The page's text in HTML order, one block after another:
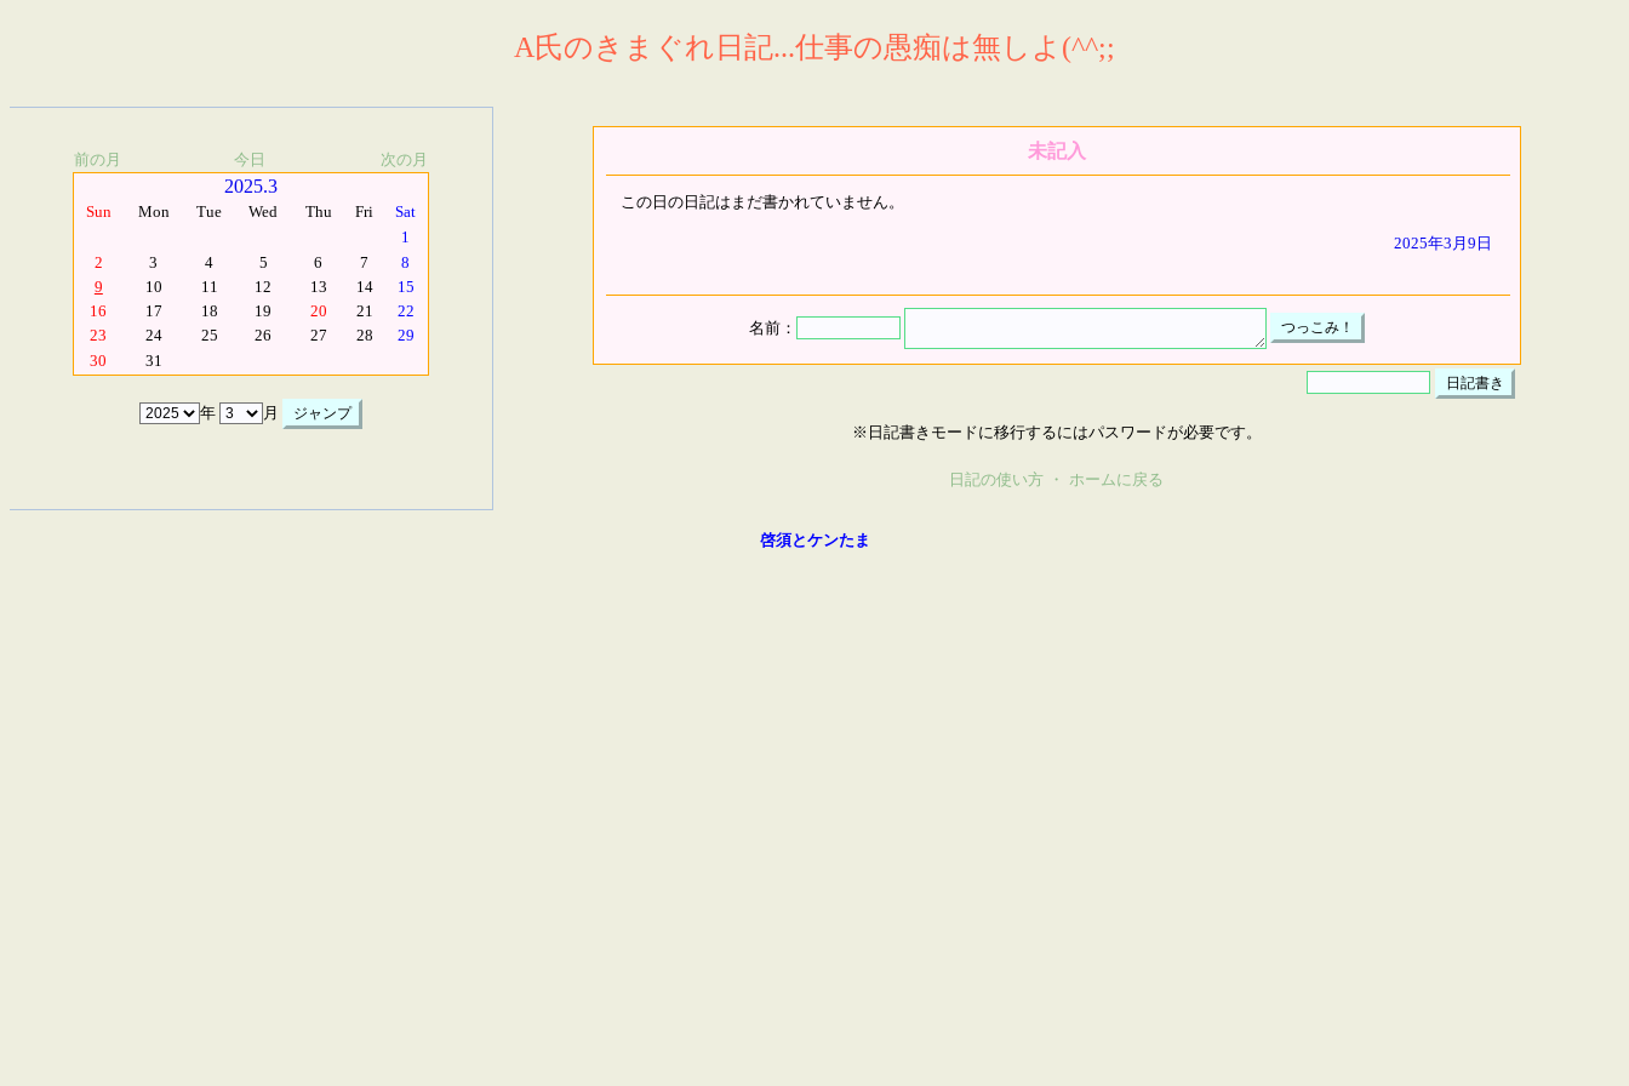
A氏のきまぐれ日記...仕事の愚痴は無しよ(^^;;
前の月 今日 次の月
2025.3
Sun Mon Tue Wed Thu Fri
Sat
1
2
3 4 5 6 7
8
9
10 11 12 13 14
15
16
17 18 19 20 21
22
23
24 25 26 27 28
29
30
31
年 月
未記入
この日の日記はまだ書かれていません。
2025年3月9日
名前：
※日記書きモードに移行するにはパスワードが必要です。
日記の使い方 ・ ホームに戻る
啓須とケンたま